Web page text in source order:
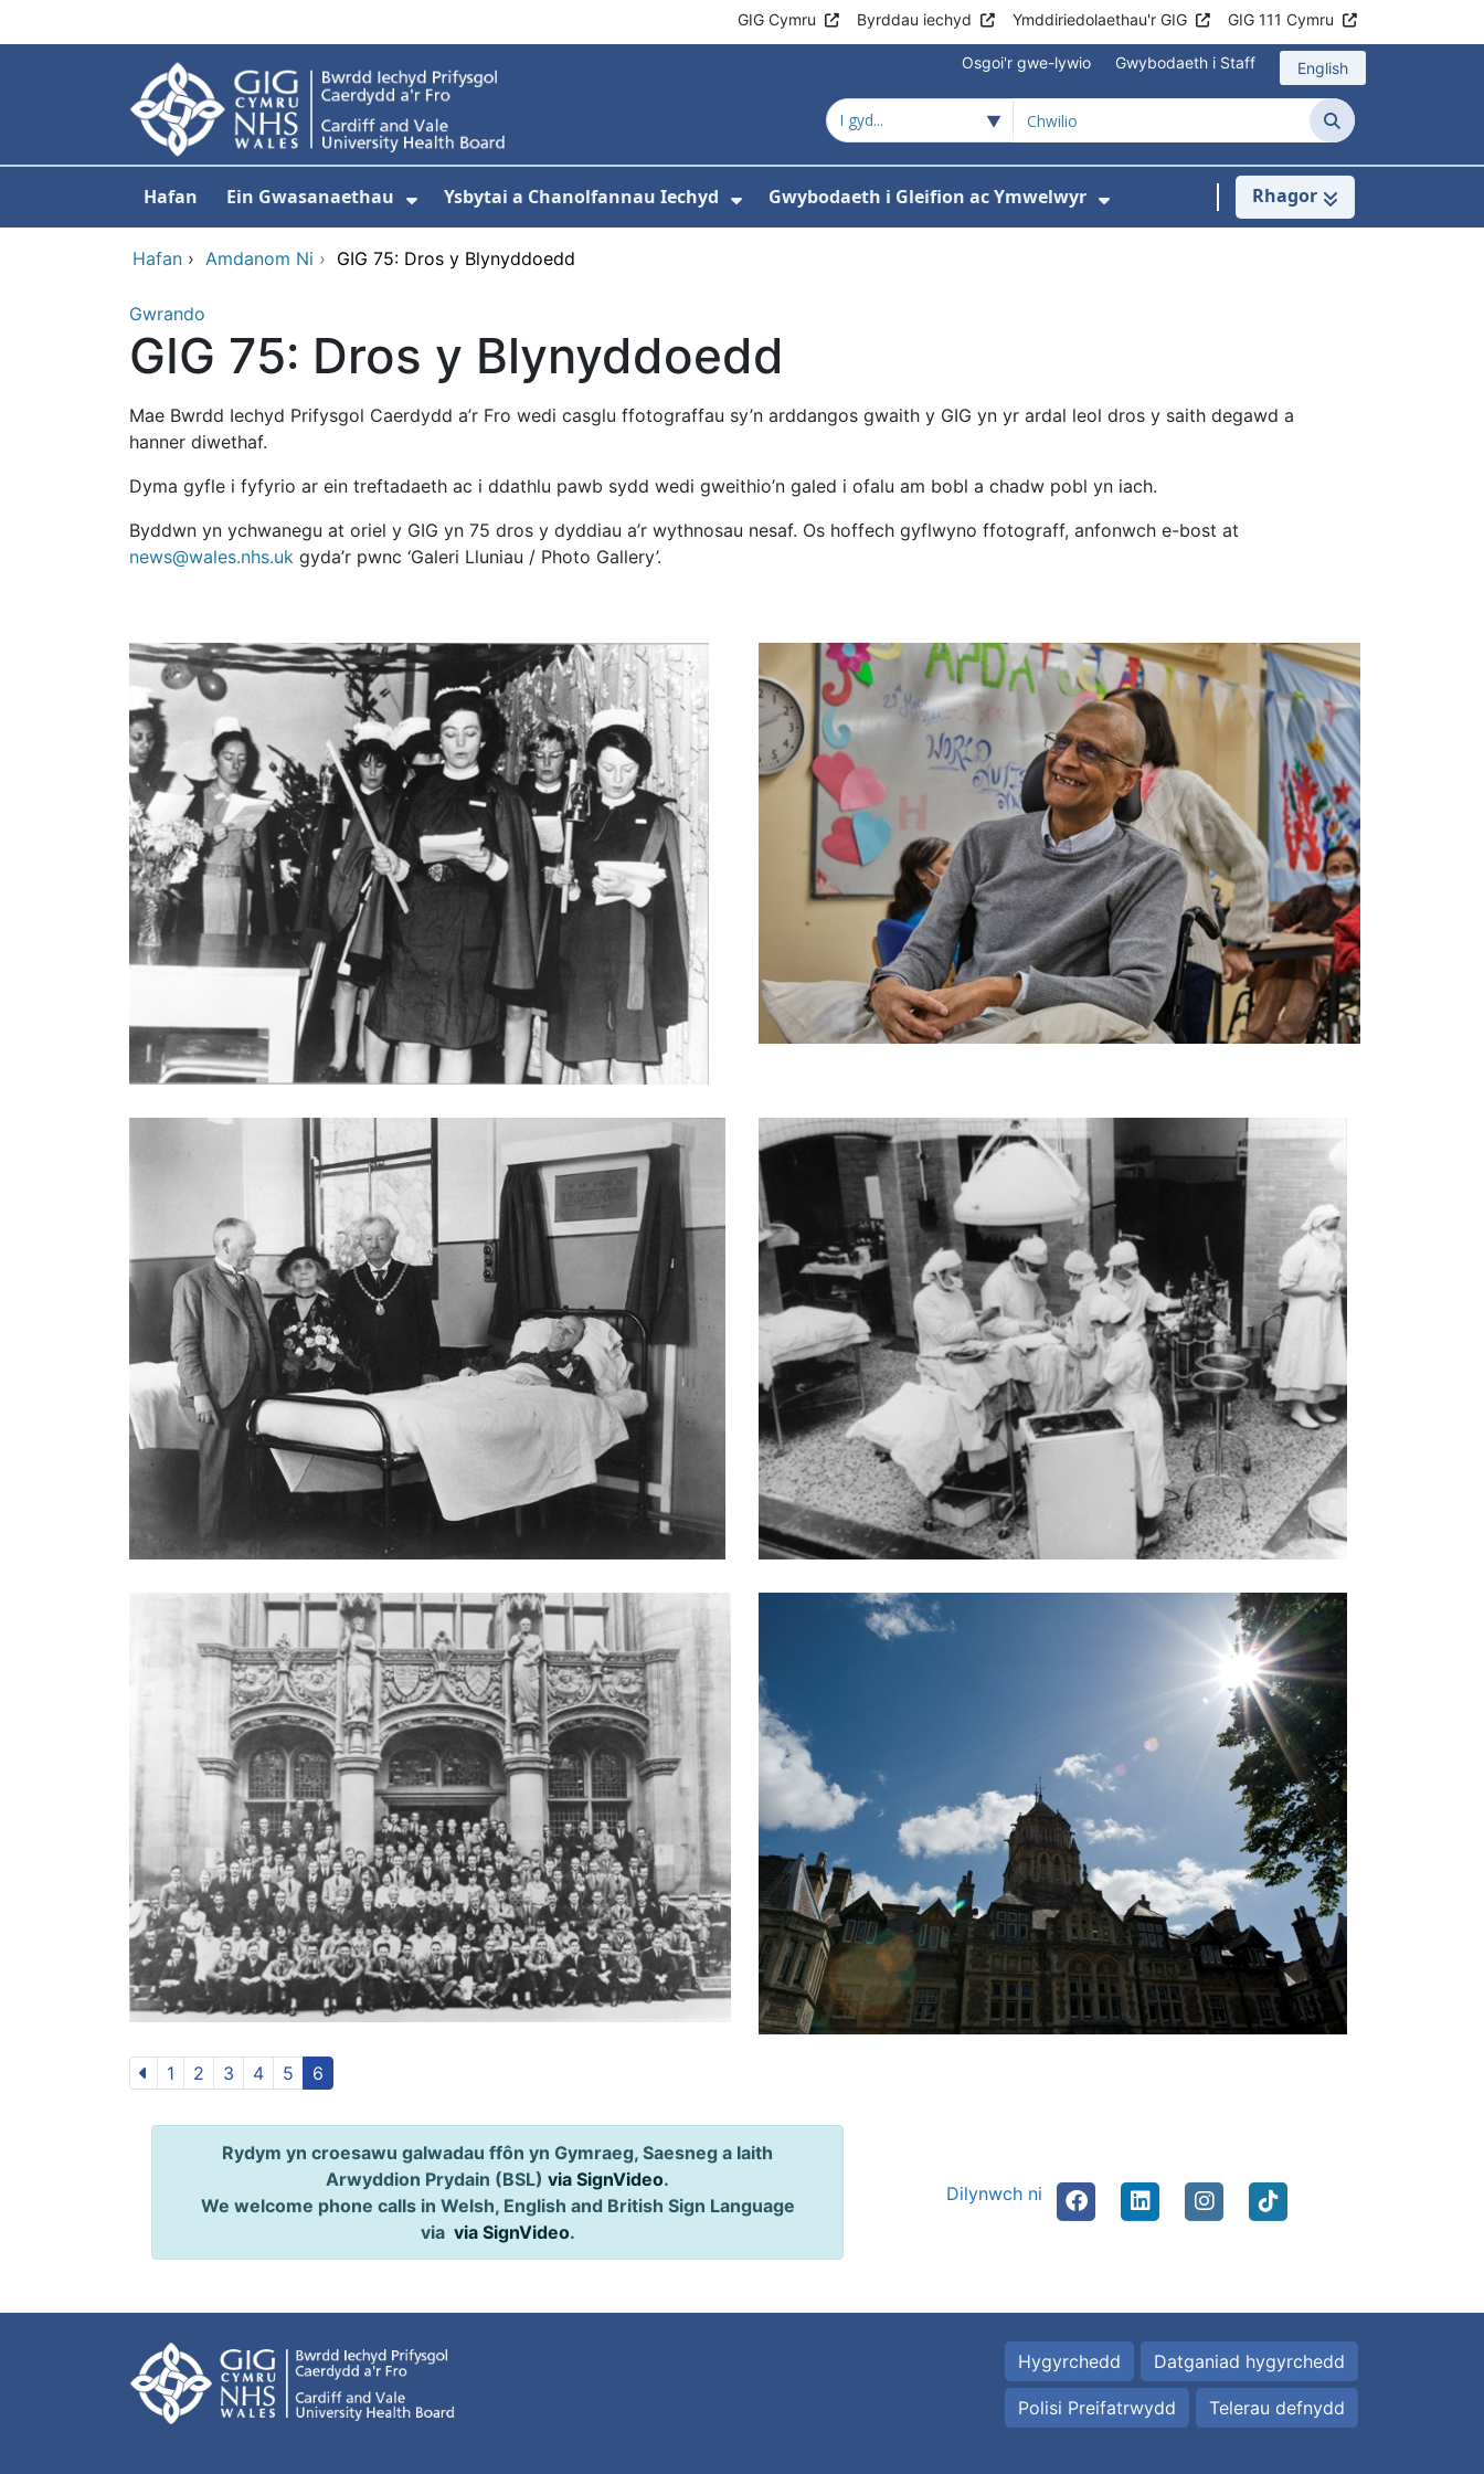
GIG Cymru Byrddau iechyd Ymddiriedolaethau'r GIG GIG 111 Cymru
Osgoi'r gwe-lywio Gwybodaeth i Staff English
Chwilio
Hafan Ein Gwasanaethau Ysbytai a Chanolfannau Iechyd
Dangos isddewislen ar gyfer Ysbytai a Chanolfannau Iechyd
Gwybodaeth i Gleifion ac Ymwelwyr
Dangos isddewislen ar gyfer
Rhagor
Hafan › Amdanom Ni › GIG 75: Dros y Blynyddoedd
Gwrando
GIG 75: Dros y Blynyddoedd
Mae Bwrdd Iechyd Prifysgol Caerdydd a’r Fro wedi casglu ffotograffau sy’n arddangos gwaith y GIG yn yr ardal leol dros y saith degawd a
hanner diwethaf.
Dyma gyfle i fyfyrio ar ein treftadaeth ac i ddathlu pawb sydd wedi gweithio’n galed i ofalu am bobl a chadw pobl yn iach.
Byddwn yn ychwanegu at oriel y GIG yn 75 dros y dyddiau a’r wythnosau nesaf. Os hoffech gyflwyno ffotograff, anfonwch e-bost at
news@wales.nhs.uk gyda’r pwnc ‘Galeri Lluniau / Photo Gallery’.
1 2 3 4 5 6
Rydym yn croesawu galwadau ffôn yn Gymraeg, Saesneg a Iaith
Arwyddion Prydain (BSL)via SignVideo.
We welcome phone calls in Welsh, English and British Sign Language
via via SignVideo.
Dilynwch ni
Hygyrchedd Datganiad hygyrchedd
Polisi Preifatrwydd Telerau defnydd